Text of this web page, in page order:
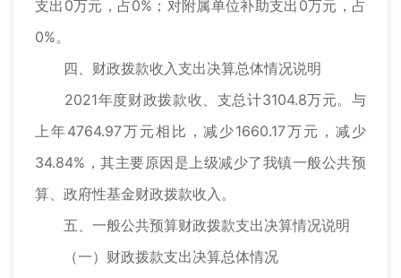
支出0万元，占0%；对附属单位补助支出0万元，占
0%。
四、财政拨款收入支出决算总体情况说明
2021年度财政拨款收、支总计3104.8万元。与
上年4764.97万元相比，减少1660.17万元，减少
34.84%，其主要原因是上级减少了我镇一般公共预
算、政府性基金财政拨款收入。
五、一般公共预算财政拨款支出决算情况说明
（一）财政拨款支出决算总体情况